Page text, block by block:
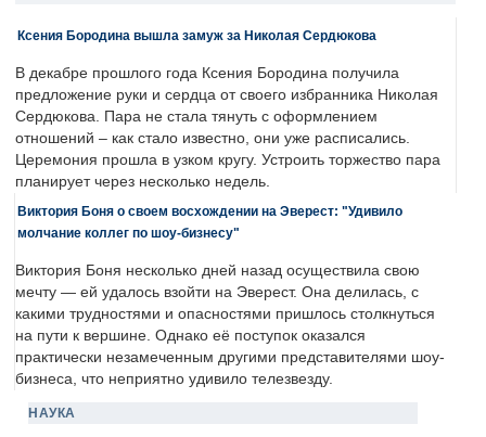
Ксения Бородина вышла замуж за Николая Сердюкова
В декабре прошлого года Ксения Бородина получила
предложение руки и сердца от своего избранника Николая
Сердюкова. Пара не стала тянуть с оформлением
отношений – как стало известно, они уже расписались.
Церемония прошла в узком кругу. Устроить торжество пара
планирует через несколько недель.
Виктория Боня о своем восхождении на Эверест: "Удивило
молчание коллег по шоу-бизнесу"
Виктория Боня несколько дней назад осуществила свою
мечту — ей удалось взойти на Эверест. Она делилась, с
какими трудностями и опасностями пришлось столкнуться
на пути к вершине. Однако её поступок оказался
практически незамеченным другими представителями шоу-
бизнеса, что неприятно удивило телезвезду.
НАУКА